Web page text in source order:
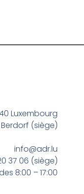
Luxembourg
Berdorf (siège)
info@adr.lu
37 06 (siège)
8:00 – 17:00